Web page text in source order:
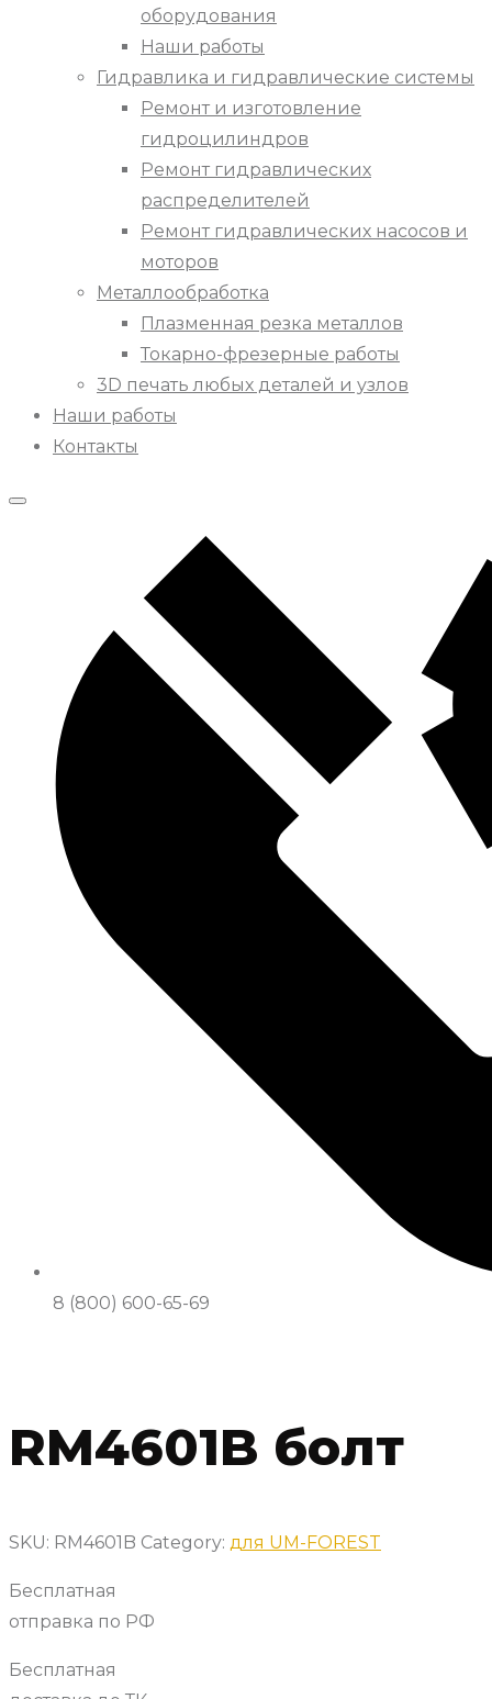
оборудования
Наши работы
Гидравлика и гидравлические системы
Ремонт и изготовление
гидроцилиндров
Ремонт гидравлических
распределителей
Ремонт гидравлических насосов и
моторов
Металлообработка
Плазменная резка металлов
Токарно-фрезерные работы
3D печать любых деталей и узлов
Наши работы
Контакты
8 (800) 600-65-69
RM4601B болт
SKU: RM4601B Category: для UM-FOREST
Бесплатная
отправка по РФ
Бесплатная